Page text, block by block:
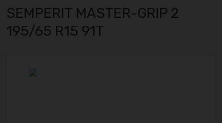
SEMPERIT MASTER-GRIP 2
195/65 R15 91T